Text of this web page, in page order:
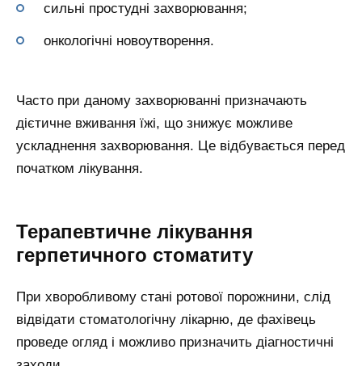
сильні простудні захворювання;
онкологічні новоутворення.
Часто при даному захворюванні призначають
дієтичне вживання їжі, що знижує можливе
ускладнення захворювання. Це відбувається перед
початком лікування.
Терапевтичне лікування
герпетичного стоматиту
При хворобливому стані ротової порожнини, слід
відвідати стоматологічну лікарню, де фахівець
проведе огляд і можливо призначить діагностичні